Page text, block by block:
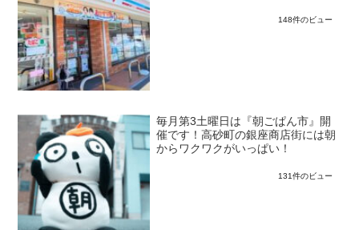
148件のビュー
毎月第3土曜日は『朝ごぱん市』開
催です！高砂町の銀座商店街には朝
からワクワクがいっぱい！
131件のビュー